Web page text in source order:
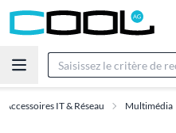
Accessoires IT & Réseau Multimédia